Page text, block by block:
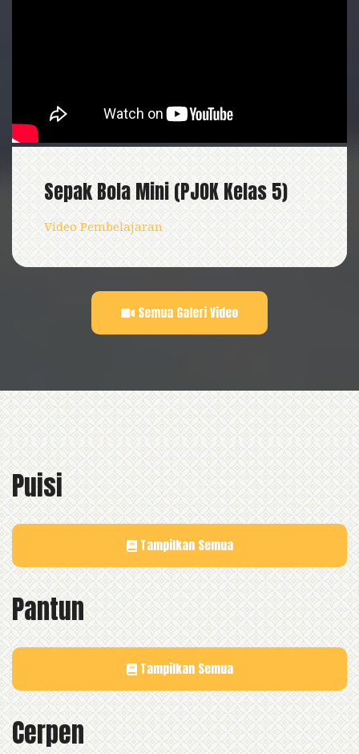
Sepak Bola Mini (PJOK Kelas 5)
Video Pembelajaran
Semua Galeri Video
Puisi
Tampilkan Semua
Pantun
Tampilkan Semua
Cerpen